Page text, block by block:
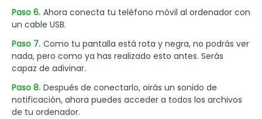
Paso 6. Ahora conecta tu teléfono móvil al ordenador con
un cable USB.
Paso 7. Como tu pantalla está rota y negra, no podrás ver
nada, pero como ya has realizado esto antes. Serás
capaz de adivinar.
Paso 8. Después de conectarlo, oirás un sonido de
notificación, ahora puedes acceder a todos los archivos
de tu ordenador.